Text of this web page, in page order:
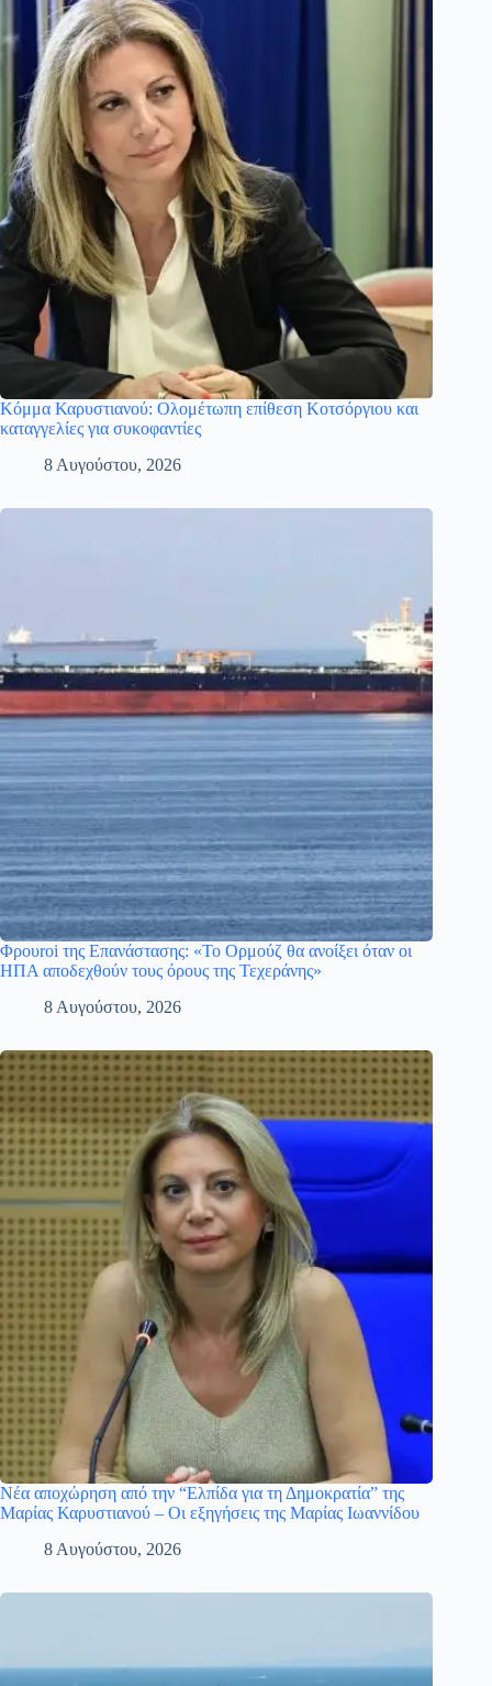
Κόμμα Καρυστιανού: Ολομέτωπη επίθεση Κοτσόργιου και
καταγγελίες για συκοφαντίες
8 Αυγούστου, 2026
Φρουroi της Επανάστασης: «Το Ορμούζ θα ανοίξει όταν οι
ΗΠΑ αποδεχθούν τους όρους της Τεχεράνης»
8 Αυγούστου, 2026
Νέα αποχώρηση από την “Ελπίδα για τη Δημοκρατία” της
Μαρίας Καρυστιανού – Οι εξηγήσεις της Μαρίας Ιωαννίδου
8 Αυγούστου, 2026